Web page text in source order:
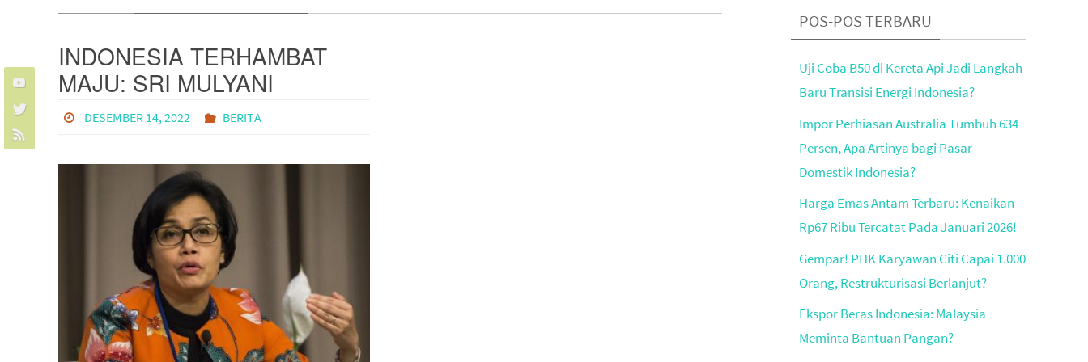
INDONESIA TERHAMBAT
MAJU: SRI MULYANI
UNGKAP AKAR
KORUPSI!
DESEMBER 14, 2022 BERITA
POS-POS TERBARU
Uji Coba B50 di Kereta Api Jadi Langkah
Baru Transisi Energi Indonesia?
Impor Perhiasan Australia Tumbuh 634
Persen, Apa Artinya bagi Pasar
Domestik Indonesia?
Harga Emas Antam Terbaru: Kenaikan
Rp67 Ribu Tercatat Pada Januari 2026!
Gempar! PHK Karyawan Citi Capai 1.000
Orang, Restrukturisasi Berlanjut?
Ekspor Beras Indonesia: Malaysia
Meminta Bantuan Pangan?